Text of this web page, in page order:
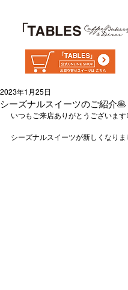
シーズナルスイーツのご紹介🥞
2023年1月25日
いつもご来店ありがとうございます
シーズナルスイーツが新しくなりま